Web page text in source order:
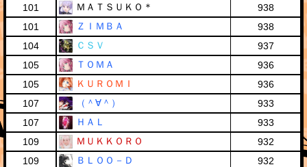
101
ＭＡＴＳＵＫＯ＊
938
101
ＺＩＭＢＡ
938
104
ＣＳＶ
937
105
ＴＯＭＡ
936
105
ＫＵＲＯＭＩ
936
107
（＾∀＾）
933
107
ＨＡＬ
933
109
ＭＵＫＫＯＲＯ
932
109
ＢＬＯＯ－Ｄ
932